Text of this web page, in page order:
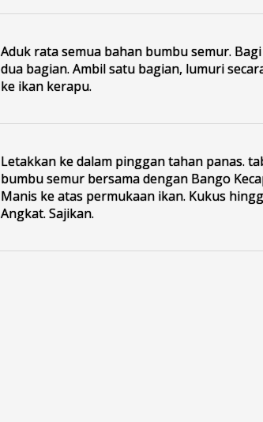
Aduk rata semua bahan bumbu semur.
dua bagian. Ambil satu bagian, lumuri
ke ikan kerapu.
Letakkan ke dalam pinggan tahan panas.
bumbu semur bersama dengan Bango
Manis ke atas permukaan ikan. Kukus
Angkat. Sajikan.